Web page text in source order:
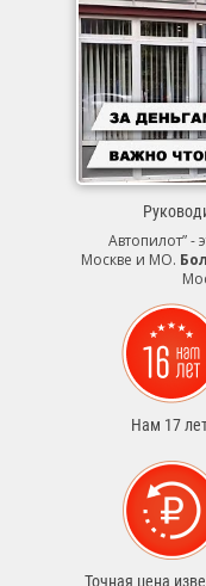
Автопилот” -
Москве и МО.
Нам 17
Точная цена